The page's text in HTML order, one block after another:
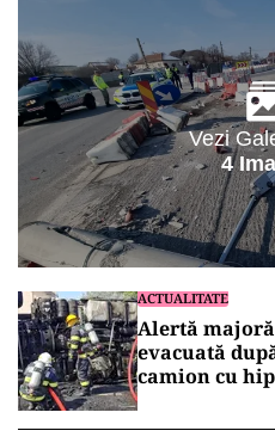
Vezi
4
ACTUALITATE
Alertă
evacuată
camion cu